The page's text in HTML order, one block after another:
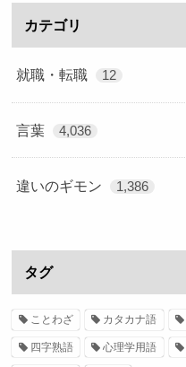
カテゴリ
就職・転職 12
言葉 4,036
違いのギモン 1,386
タグ
ことわざ カタカナ語
四字熟語 心理学用語